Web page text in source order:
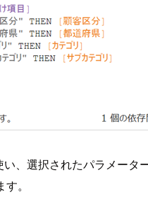
、選択されたパラメータ
。